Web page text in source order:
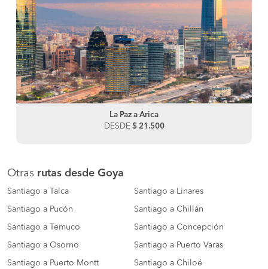
La Paz a Arica
DESDE $ 21.500
Otras rutas desde Goya
Santiago a Talca Santiago a Linares
Santiago a Pucón Santiago a Chillán
Santiago a Temuco Santiago a Concepción
Santiago a Osorno Santiago a Puerto Varas
Santiago a Puerto Montt Santiago a Chiloé